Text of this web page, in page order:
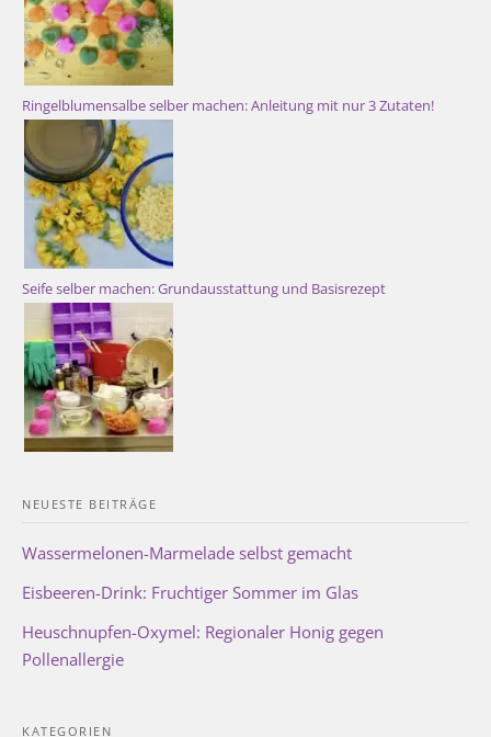
Ringelblumensalbe selber machen: Anleitung mit nur 3 Zutaten!
Seife selber machen: Grundausstattung und Basisrezept
NEUESTE BEITRÄGE
Wassermelonen-Marmelade selbst gemacht
Eisbeeren-Drink: Fruchtiger Sommer im Glas
Heuschnupfen-Oxymel: Regionaler Honig gegen
Pollenallergie
KATEGORIEN